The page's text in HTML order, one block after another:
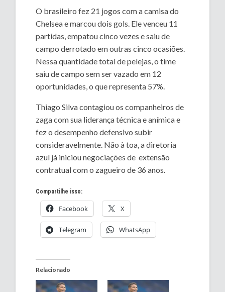
O brasileiro fez 21 jogos com a camisa do
Chelsea e marcou dois gols. Ele venceu 11
partidas, empatou cinco vezes e saiu de
campo derrotado em outras cinco ocasiões.
Nessa quantidade total de pelejas, o time
saiu de campo sem ser vazado em 12
oportunidades, o que representa 57%.
Thiago Silva contagiou os companheiros de
zaga com sua liderança técnica e anímica e
fez o desempenho defensivo subir
consideravelmente. Não à toa, a diretoria
azul já iniciou negociações de extensão
contratual com o zagueiro de 36 anos.
Compartilhe isso:
Facebook X
Telegram WhatsApp
Relacionado